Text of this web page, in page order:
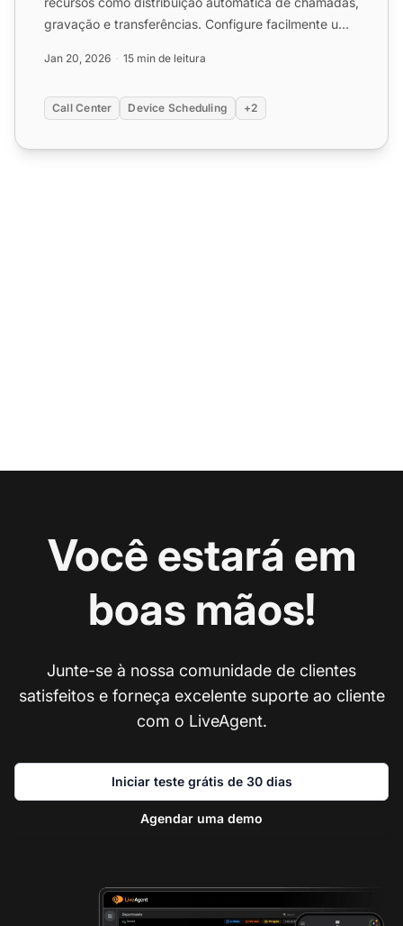
gravação e transferências. Configure facilmente um
Jan 20, 2026 15 min de leitura
Call Center Device Scheduling +2
Você estará em
boas mãos!
Junte-se à nossa comunidade de clientes
satisfeitos e forneça excelente suporte ao cliente
com o LiveAgent.
Iniciar teste grátis de 30 dias
Agendar uma demo